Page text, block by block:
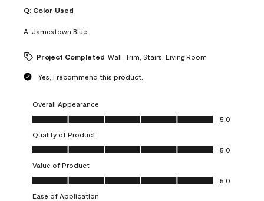
Q: Color Used
A: Jamestown Blue
Project Completed Wall, Trim, Stairs, Living Room
Yes, I recommend this product.
Overall Appearance
Overall Appearance, 5.0 out of 5
5.0
Quality of Product
Quality of Product, 5.0 out of 5
5.0
Value of Product
Value of Product, 5.0 out of 5
5.0
Ease of Application